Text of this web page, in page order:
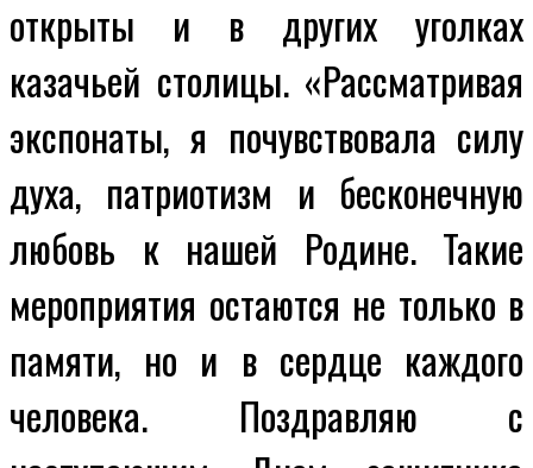
открыты и в других уголках
казачьей столицы. «Рассматривая
экспонаты, я почувствовала силу
духа, патриотизм и бесконечную
любовь к нашей Родине. Такие
мероприятия остаются не только в
памяти, но и в сердце каждого
человека. Поздравляю с